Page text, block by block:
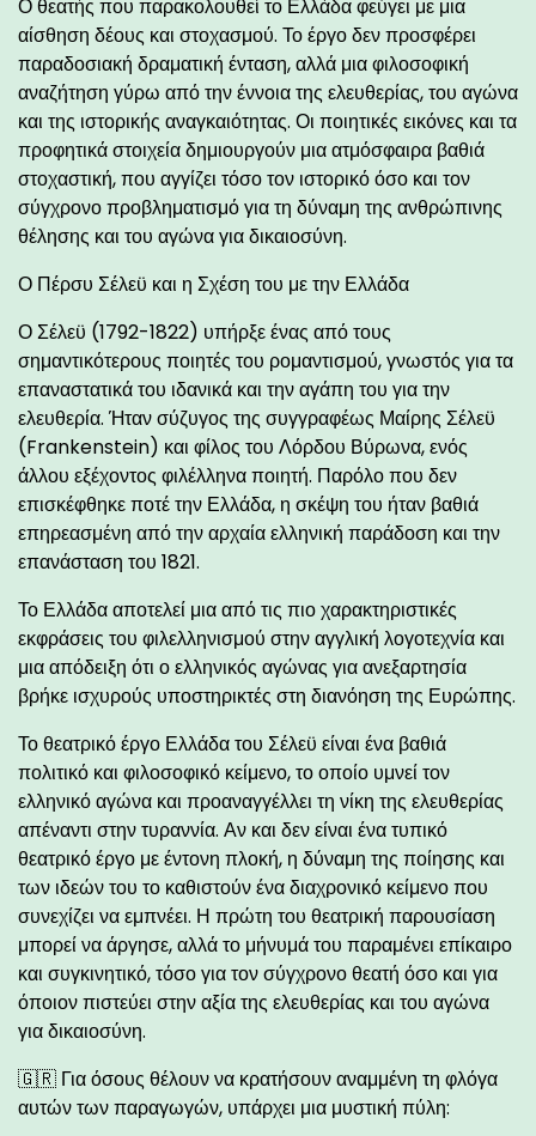
Ο θεατής που παρακολουθεί το Ελλάδα φεύγει με μια
αίσθηση δέους και στοχασμού. Το έργο δεν προσφέρει
παραδοσιακή δραματική ένταση, αλλά μια φιλοσοφική
αναζήτηση γύρω από την έννοια της ελευθερίας, του αγώνα
και της ιστορικής αναγκαιότητας. Οι ποιητικές εικόνες και τα
προφητικά στοιχεία δημιουργούν μια ατμόσφαιρα βαθιά
στοχαστική, που αγγίζει τόσο τον ιστορικό όσο και τον
σύγχρονο προβληματισμό για τη δύναμη της ανθρώπινης
θέλησης και του αγώνα για δικαιοσύνη.
Ο Πέρσυ Σέλεϋ και η Σχέση του με την Ελλάδα
Ο Σέλεϋ (1792-1822) υπήρξε ένας από τους
σημαντικότερους ποιητές του ρομαντισμού, γνωστός για τα
επαναστατικά του ιδανικά και την αγάπη του για την
ελευθερία. Ήταν σύζυγος της συγγραφέως Μαίρης Σέλεϋ
(Frankenstein) και φίλος του Λόρδου Βύρωνα, ενός
άλλου εξέχοντος φιλέλληνα ποιητή. Παρόλο που δεν
επισκέφθηκε ποτέ την Ελλάδα, η σκέψη του ήταν βαθιά
επηρεασμένη από την αρχαία ελληνική παράδοση και την
επανάσταση του 1821.
Το Ελλάδα αποτελεί μια από τις πιο χαρακτηριστικές
εκφράσεις του φιλελληνισμού στην αγγλική λογοτεχνία και
μια απόδειξη ότι ο ελληνικός αγώνας για ανεξαρτησία
βρήκε ισχυρούς υποστηρικτές στη διανόηση της Ευρώπης.
Το θεατρικό έργο Ελλάδα του Σέλεϋ είναι ένα βαθιά
πολιτικό και φιλοσοφικό κείμενο, το οποίο υμνεί τον
ελληνικό αγώνα και προαναγγέλλει τη νίκη της ελευθερίας
απέναντι στην τυραννία. Αν και δεν είναι ένα τυπικό
θεατρικό έργο με έντονη πλοκή, η δύναμη της ποίησης και
των ιδεών του το καθιστούν ένα διαχρονικό κείμενο που
συνεχίζει να εμπνέει. Η πρώτη του θεατρική παρουσίαση
μπορεί να άργησε, αλλά το μήνυμά του παραμένει επίκαιρο
και συγκινητικό, τόσο για τον σύγχρονο θεατή όσο και για
όποιον πιστεύει στην αξία της ελευθερίας και του αγώνα
για δικαιοσύνη.
🇬🇷 Για όσους θέλουν να κρατήσουν αναμμένη τη φλόγα
αυτών των παραγωγών, υπάρχει μια μυστική πύλη: